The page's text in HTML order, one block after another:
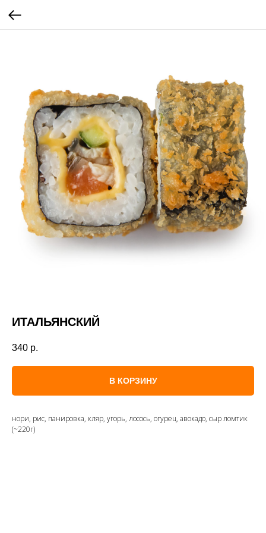
ИТАЛЬЯНСКИЙ
340 р.
В КОРЗИНУ
нори, рис, панировка, кляр, угорь, лосось, огурец, авокадо, сыр ломтик
(~220г)